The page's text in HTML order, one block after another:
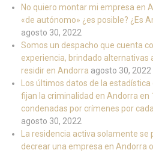
No quiero montar mi empresa en
«de autónomo» ¿es posible? ¿Es
agosto 30, 2022
Somos un despacho que cuenta
experiencia, brindado alternativas
residir en Andorra agosto 30, 2022
Los últimos datos de la
fijan la criminalidad en Andorra en
condenadas por crímenes por
agosto 30, 2022
La residencia activa solamente
decrear una empresa en Andorra